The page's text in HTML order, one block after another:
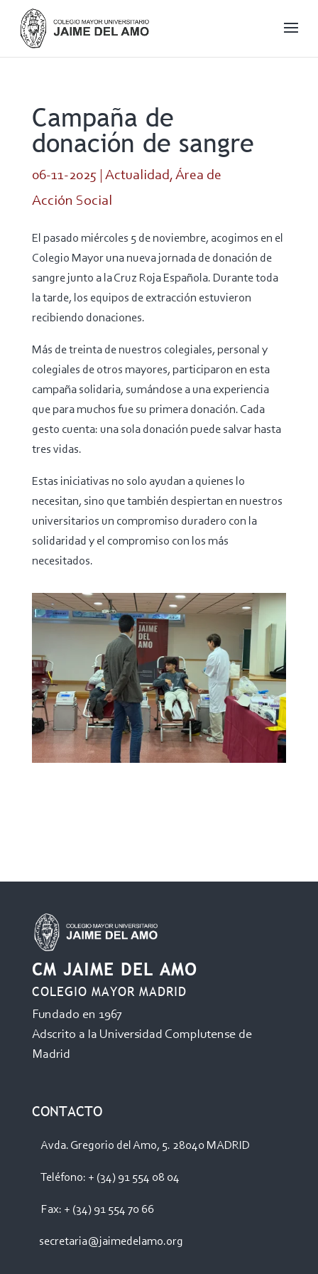
Campaña de
donación de sangre
06-11-2025| Actualidad, Área de
Acción Social
El pasado miércoles 5 de noviembre, acogimos en el
Colegio Mayor una nueva jornada de donación de
sangre junto a la Cruz Roja Española. Durante toda
la tarde, los equipos de extracción estuvieron
recibiendo donaciones.
Más de treinta de nuestros colegiales, personal y
colegiales de otros mayores, participaron en esta
campaña solidaria, sumándose a una experiencia
que para muchos fue su primera donación. Cada
gesto cuenta: una sola donación puede salvar hasta
tres vidas.
Estas iniciativas no solo ayudan a quienes lo
necesitan, sino que también despiertan en nuestros
universitarios un compromiso duradero con la
solidaridad y el compromiso con los más
necesitados.
CM JAIME DEL AMO
COLEGIO MAYOR MADRID
Fundado en 1967
Adscrito a la Universidad Complutense de
Madrid
CONTACTO
Avda. Gregorio del Amo, 5. 28040 MADRID
Teléfono: + (34) 91 554 08 04
Fax: + (34) 91 554 70 66
secretaria@jaimedelamo.org